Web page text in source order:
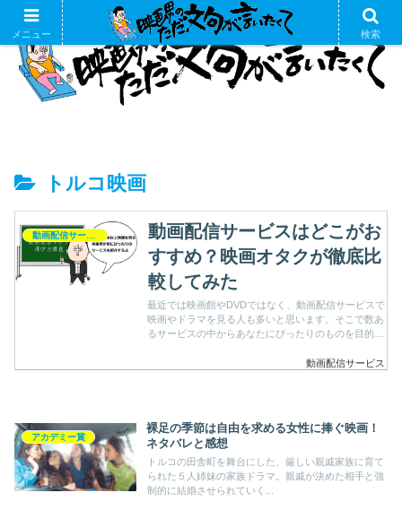
トルコ映画
動画配信サービスはどこがお
すすめ？映画オタクが徹底比
較してみた
最近では映画館やDVDではなく、動画配信サービスで
映画やドラマを見る人も多いと思います。そこで数あ
るサービスの中からあなたにぴったりのものを目的別
動画配信サービス
アカデミー賞
裸足の季節は自由を求める女性に捧ぐ映画！
ネタバレと感想
トルコの田舎町を舞台にした、厳しい親戚家族に育て
られた５人姉妹の家族ドラマ。親戚が決めた相手と強
制的に結婚させられていく...
メニュー 検索